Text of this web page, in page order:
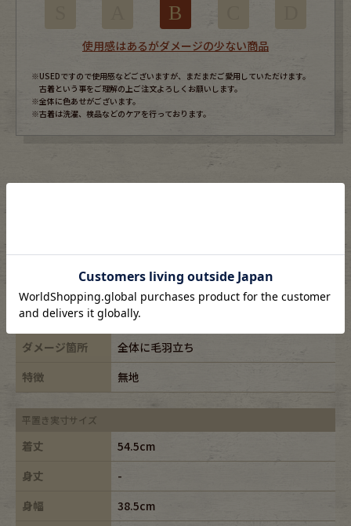
B
使用感はあるがダメージの少ない商品
※USEDですので使用感などございますが、まだまだご愛用していただけます。
古着という事をご理解の上ご注文よろしくお願いします。
※全体に色あせがございます。
※古着は洗濯、検品などのケアを行っております。
素材
-
カラー
グリーン/green
ダメージ箇所
全体に毛羽立ち
特徴
無地
平置き実寸サイズ
着丈
54.5cm
身丈
-
身幅
38.5cm